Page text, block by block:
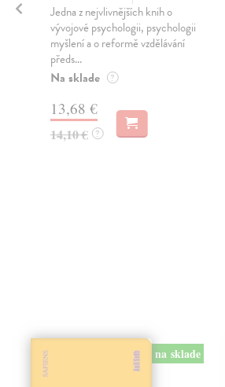
Jedna z nejvlivnějších knih o
vývojové psychologii, psychologii
myšlení a o reformě vzdělávání
předs...
Na sklade ?
13,68 €
14,10 € ?
na sklade